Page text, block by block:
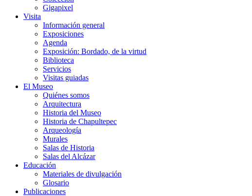
Gigapixel
Visita
Información general
Exposiciones
Agenda
Exposición: Bordado, de la virtud
Biblioteca
Servicios
Visitas guiadas
El Museo
Quiénes somos
Arquitectura
Historia del Museo
Historia de Chapultepec
Arqueología
Murales
Salas de Historia
Salas del Alcázar
Educación
Materiales de divulgación
Glosario
Publicaciones